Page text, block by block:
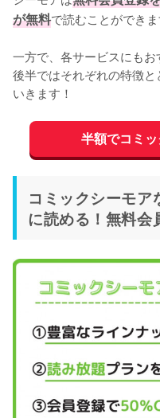
が無料で読むことができま
一方で、各サービスにも
後半ではそれぞれの特徴
いきます！
半額でコミ
コミックシーモ
に読める！無料会